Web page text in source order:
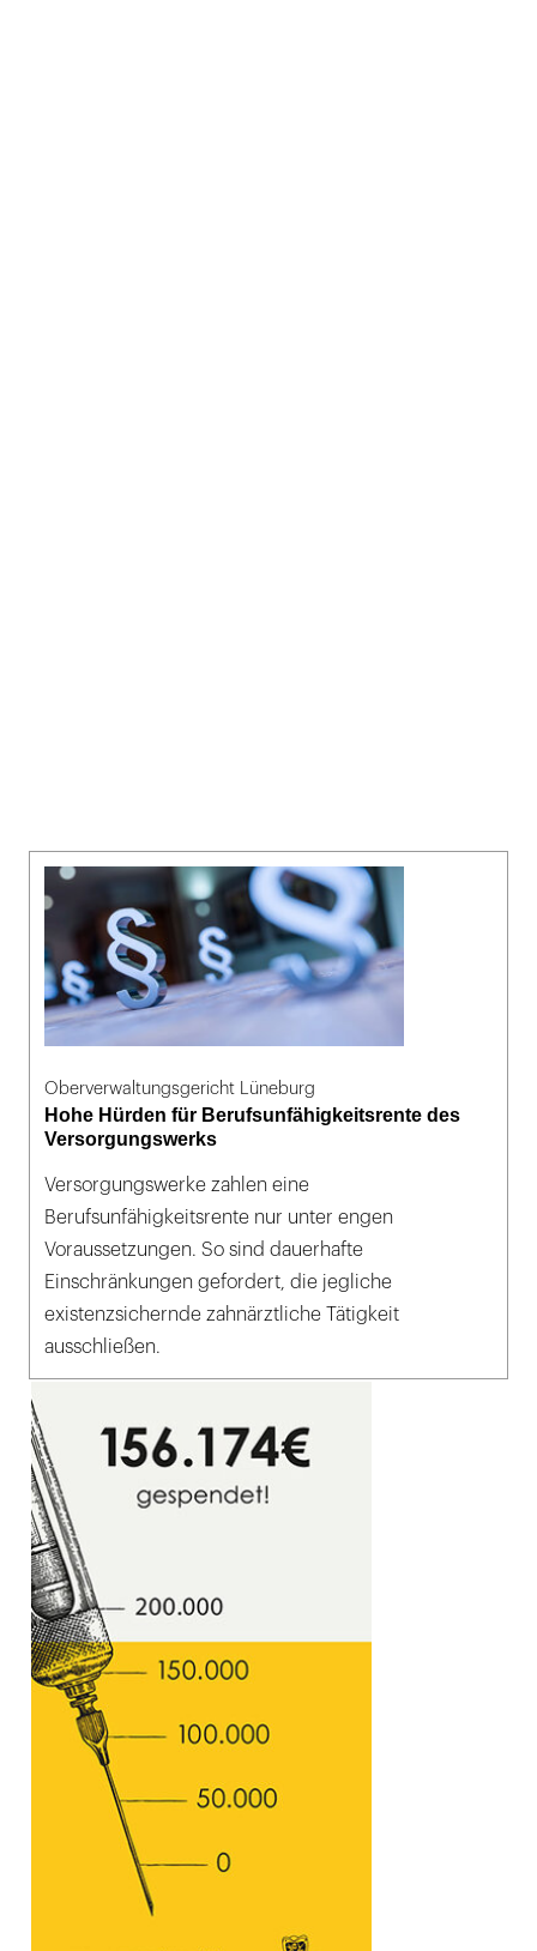
Oberverwaltungsgericht Lüneburg
Hohe Hürden für Berufsunfähigkeitsrente des
Versorgungswerks
Versorgungswerke zahlen eine
Berufsunfähigkeitsrente nur unter engen
Voraussetzungen. So sind dauerhafte
Einschränkungen gefordert, die jegliche
existenzsichernde zahnärztliche Tätigkeit
ausschließen.